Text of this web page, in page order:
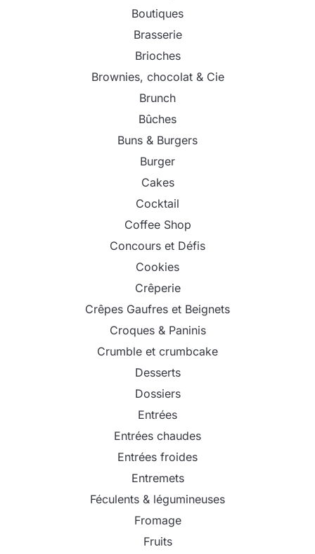
Boutiques
Brasserie
Brioches
Brownies, chocolat & Cie
Brunch
Bûches
Buns & Burgers
Burger
Cakes
Cocktail
Coffee Shop
Concours et Défis
Cookies
Crêperie
Crêpes Gaufres et Beignets
Croques & Paninis
Crumble et crumbcake
Desserts
Dossiers
Entrées
Entrées chaudes
Entrées froides
Entremets
Féculents & légumineuses
Fromage
Fruits